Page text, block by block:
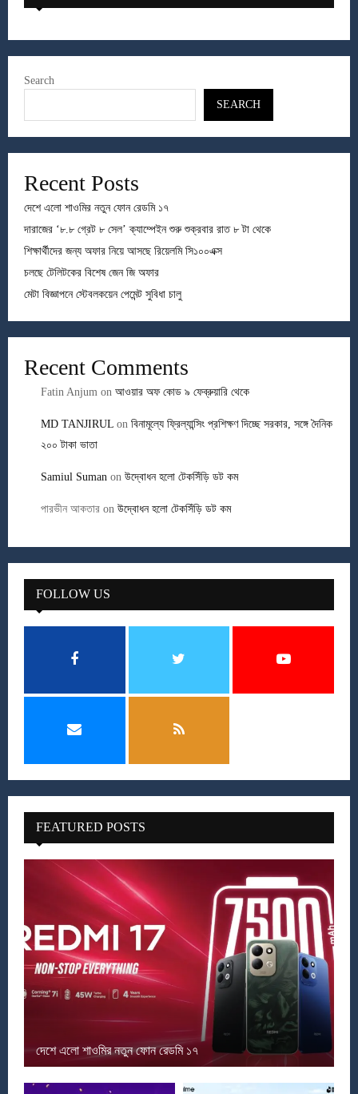
Search
SEARCH
Recent Posts
দেশে এলো শাওমির নতুন ফোন রেডমি ১৭
দারাজের ‘৮.৮ গ্রেট ৮ সেল’ ক্যাম্পেইন শুরু শুক্রবার রাত ৮ টা থেকে
শিক্ষার্থীদের জন্য অফার নিয়ে আসছে রিয়েলমি সি১০০এক্স
চলছে টেলিটকের বিশেষ জেন জি অফার
মেটা বিজ্ঞাপনে স্টেবলকয়েন পেমেন্ট সুবিধা চালু
Recent Comments
Fatin Anjum on আওয়ার অফ কোড ৯ ফেব্রুয়ারি থেকে
MD TANJIRUL on বিনামূল্যে ফ্রিল্যান্সিং প্রশিক্ষণ দিচ্ছে সরকার, সঙ্গে দৈনিক
২০০ টাকা ভাতা
Samiul Suman on উদ্বোধন হলো টেকসিঁড়ি ডট কম
পারভীন আকতার on উদ্বোধন হলো টেকসিঁড়ি ডট কম
FOLLOW US
FEATURED POSTS
দেশে এলো শাওমির নতুন ফোন রেডমি ১৭